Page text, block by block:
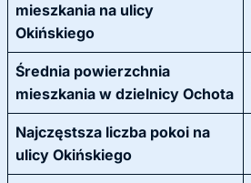
mieszkania na ulicy
Okińskiego
Średnia powierzchnia
mieszkania w dzielnicy Ochota
Najczęstsza liczba pokoi na
ulicy Okińskiego